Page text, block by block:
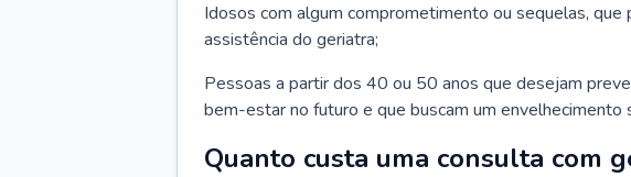
Idosos com algum comprometimento ou sequelas, que
assistência do geriatra;
Pessoas a partir dos 40 ou 50 anos que desejam
bem-estar no futuro e que buscam um envelhecimento
Quanto custa uma consulta com